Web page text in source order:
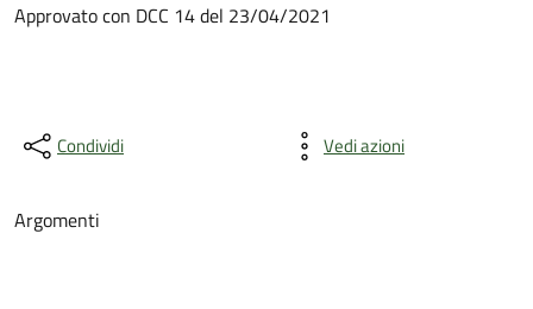
Approvato con DCC 14 del 23/04/2021
Condividi Vedi azioni
Argomenti